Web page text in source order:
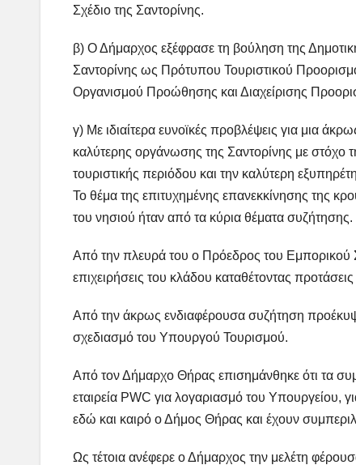
Σχέδιο της Σαντορίνης.
β) Ο Δήμαρχος εξέφρασε τη βούληση της
Σαντορίνης ως Πρότυπου Τουριστικού
Οργανισμού Προώθησης και Διαχείρισης
γ) Με ιδιαίτερα ευνοϊκές προβλέψεις για μια
καλύτερης οργάνωσης της Σαντορίνης με στόχο
τουριστικής περιόδου και την καλύτερη
Το θέμα της επιτυχημένης επανεκκίνησης της
του νησιού ήταν από τα κύρια θέματα συζήτησης.
Από την πλευρά του ο Πρόεδρος του
επιχειρήσεις του κλάδου καταθέτοντας
Από την άκρως ενδιαφέρουσα συζήτηση
σχεδιασμό του Υπουργού Τουρισμού.
Από τον Δήμαρχο Θήρας επισημάνθηκε ότι τα
εταιρεία PWC για λογαριασμό του Υπουργείου,
εδώ και καιρό ο Δήμος Θήρας και έχουν
Ως τέτοια ανέφερε ο Δήμαρχος την μελέτη